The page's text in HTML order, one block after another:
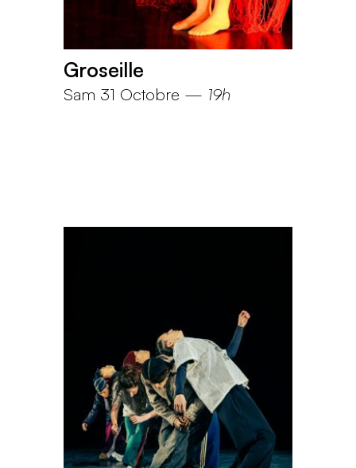
Groseille
Sam 31 Octobre — 19h